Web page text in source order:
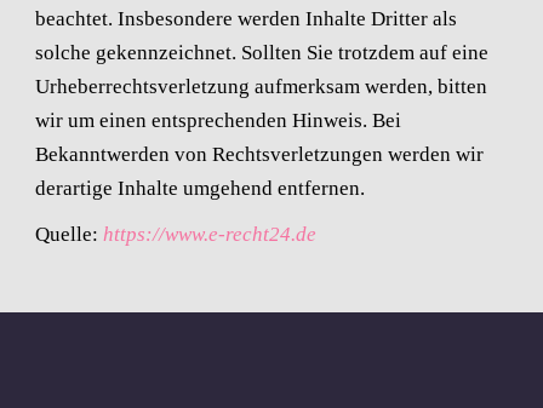
beachtet. Insbesondere werden Inhalte Dritter als
solche gekennzeichnet. Sollten Sie trotzdem auf eine
Urheberrechtsverletzung aufmerksam werden, bitten
wir um einen entsprechenden Hinweis. Bei
Bekanntwerden von Rechtsverletzungen werden wir
derartige Inhalte umgehend entfernen.
Quelle: https://www.e-recht24.de